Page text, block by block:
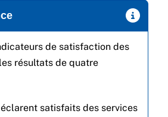
de satisfaction des
résultats de quatre
satisfaits des services